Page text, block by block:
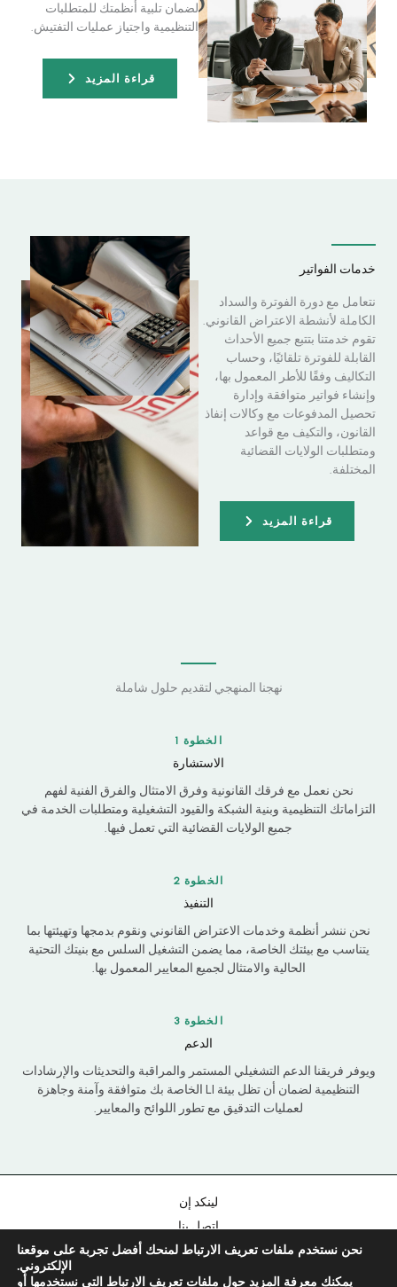
لضمان تلبية أنظمتك للمتطلبات
التنظيمية واجتياز عمليات التفتيش.
قراءة المزيد
خدمات الفواتير
نتعامل مع دورة الفوترة والسداد
الكاملة لأنشطة الاعتراض القانوني.
تقوم خدمتنا بتتبع جميع الأحداث
القابلة للفوترة تلقائيًا، وحساب
التكاليف وفقًا للأطر المعمول بها،
وإنشاء فواتير متوافقة وإدارة
تحصيل المدفوعات مع وكالات إنفاذ
القانون، والتكيف مع قواعد
ومتطلبات الولايات القضائية
المختلفة.
قراءة المزيد
نهجنا المنهجي لتقديم حلول شاملة
الخطوة 1
الاستشارة
نحن نعمل مع فرقك القانونية وفرق الامتثال والفرق الفنية لفهم
التزاماتك التنظيمية وبنية الشبكة والقيود التشغيلية ومتطلبات الخدمة في
جميع الولايات القضائية التي تعمل فيها.
الخطوة 2
التنفيذ
نحن ننشر أنظمة وخدمات الاعتراض القانوني ونقوم بدمجها وتهيئتها بما
يتناسب مع بيئتك الخاصة، مما يضمن التشغيل السلس مع بنيتك التحتية
الحالية والامتثال لجميع المعايير المعمول بها.
الخطوة 3
الدعم
ويوفر فريقنا الدعم التشغيلي المستمر والمراقبة والتحديثات والإرشادات
التنظيمية لضمان أن تظل بيئة LI الخاصة بك متوافقة وآمنة وجاهزة
لعمليات التدقيق مع تطور اللوائح والمعايير.
لينكد إن
اتصل بنا
سياسة الخصوصية
بصمة
نحن نستخدم ملفات تعريف الارتباط لمنحك أفضل تجربة على موقعنا
الإلكتروني.
يمكنك معرفة المزيد حول ملفات تعريف الارتباط التي نستخدمها أو
German
French
Japanese
Korean